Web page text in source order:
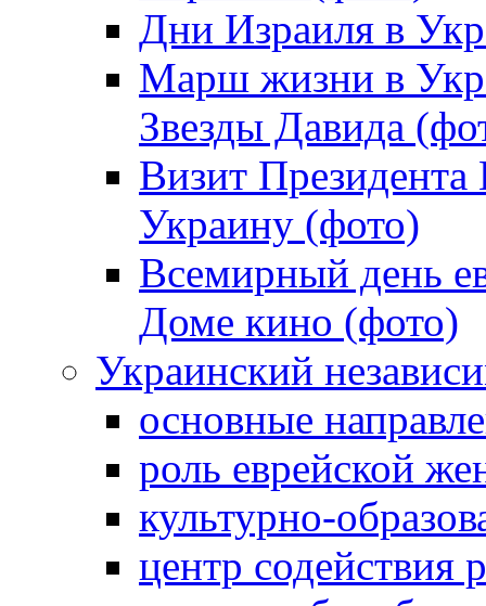
Дни Израиля в
Марш жизни в
Звезды Давида
Визит
Украину (фото)
Всемирный день
Доме кино (фото)
Украинский
основные
роль еврейской
культурно-
центр содействия